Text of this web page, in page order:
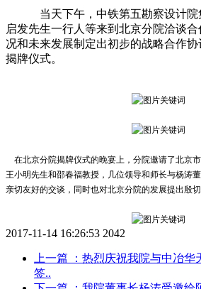
当天下午，中铁第五勘察设计院
启发先生一行人等来到北京分院洽谈
况和未来发展制定出初步的战略合作
揭牌仪式。
在北京分院揭牌仪式的晚宴上，分院邀请了北京市
王小明先生和邵春福教授，几位领导和师长与杨涛
亲切友好的交谈，同时也对北京分院的发展提出殷
2017-11-14 16:26:53 2042
上一篇
：热烈庆祝我院与中冶华
签..